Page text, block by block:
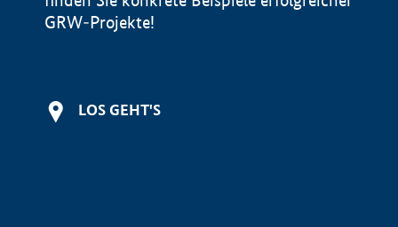
GRW-Projekte!
LOS GEHT'S